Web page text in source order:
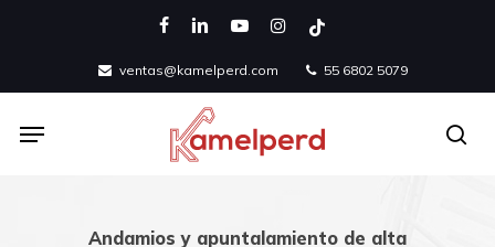
main
content
facebooklinkedinyoutubeinstagram
tiktok
ventas@kamelperd.com 55 6802 5079
Menu
Andamios y apuntalamiento de alta